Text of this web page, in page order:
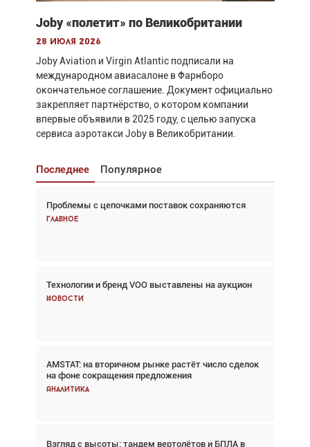
Joby «полетит» по Великобритании
28 июля 2026
Joby Aviation и Virgin Atlantic подписали на
международном авиасалоне в Фарнборо
окончательное соглашение. Документ официально
закрепляет партнёрство, о котором компании
впервые объявили в 2025 году, с целью запуска
сервиса аэротакси Joby в Великобритании.
Последнее Популярное
Проблемы с цепочками поставок сохраняются
Главное
Технологии и бренд VOO выставлены на аукцион
Новости
AMSTAT: на вторичном рынке растёт число сделок
на фоне сокращения предложения
Аналитика
Взгляд с высоты: тандем вертолётов и БПЛА в
Взгляд с высоты: тандем вертолётов и БПЛА в
спасательных операциях
Авиационный фотограф Дэйв Кох: «Фотография
говорит сама за себя... а ИИ всё портит»
Проблемы с цепочками поставок сохраняются
Аналитика
Частный самолёт – это актив. Подходите к